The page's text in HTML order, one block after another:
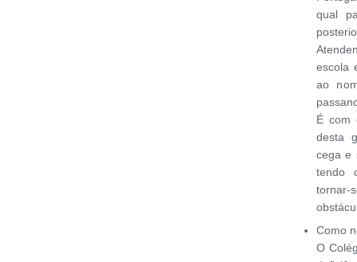
qual
escola
ao
É com
desta
cega e
tendo
Como
O